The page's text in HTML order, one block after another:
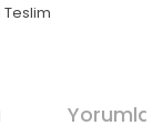
Yorumlar